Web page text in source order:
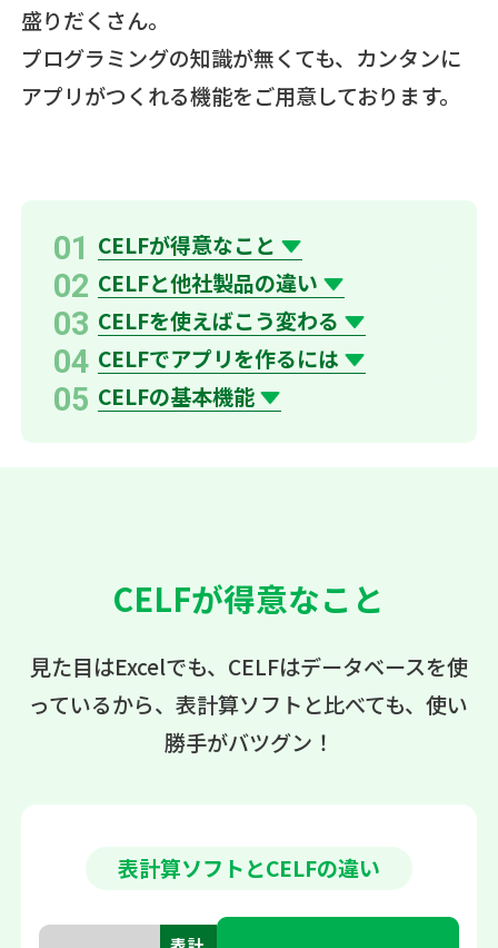
盛りだくさん。
プログラミングの知識が無くても、カンタンに
アプリがつくれる機能をご用意しております。
01 CELFが得意なこと
02 CELFと他社製品の違い
03 CELFを使えばこう変わる
04 CELFでアプリを作るには
05 CELFの基本機能
CELFが得意なこと
見た目はExcelでも、CELFはデータベースを使
っているから、表計算ソフトと比べても、使い
勝手がバツグン！
表計算ソフトとCELFの違い